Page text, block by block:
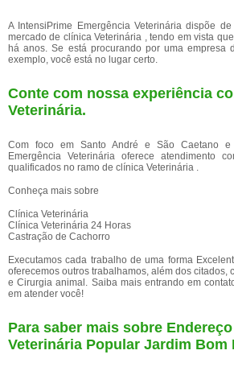
A IntensiPrime Emergência Veterinária dispõe
mercado de clínica Veterinária , tendo em vista
há anos. Se está procurando por uma empresa
exemplo, você está no lugar certo.
Conte com nossa experiência
Veterinária.
Com foco em Santo André e São Caetano e
Emergência Veterinária oferece atendimento
qualificados no ramo de clínica Veterinária .
Conheça mais sobre
Clínica Veterinária
Clínica Veterinária 24 Horas
Castração de Cachorro
Executamos cada trabalho de uma forma
oferecemos outros trabalhamos, além dos citados,
e Cirurgia animal. Saiba mais entrando em
em atender você!
Para saber mais sobre
Veterinária Popular Jardim Bom